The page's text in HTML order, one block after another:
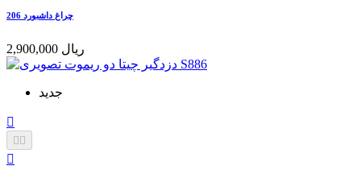
چراغ داشبورد 206
2,900,000 ریال
جدید


